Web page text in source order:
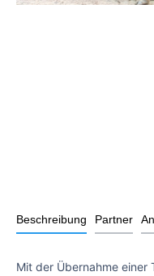
Beschreibung Partner
Mit der Übernahme